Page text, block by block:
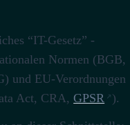
“IT-Gesetz” -
Normen (BGB,
und EU-Verordnungen
Act, CRA,GPSR
).